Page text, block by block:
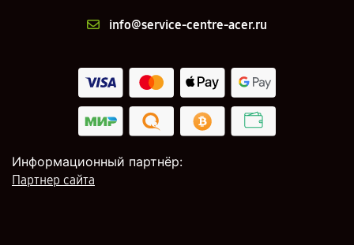
info@service-centre-acer.ru
Информационный партнёр:
Партнер сайта